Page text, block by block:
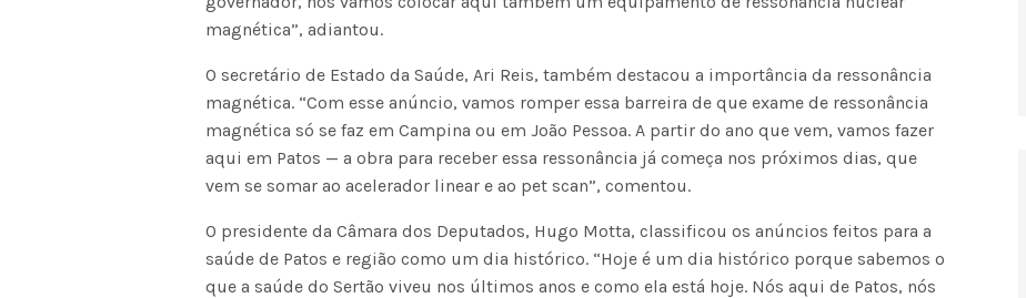
magnética”, adiantou.
O secretário de Estado da Saúde, Ari Reis, também destacou a importância da ressonância
magnética. “Com esse anúncio, vamos romper essa barreira de que exame de ressonância
magnética só se faz em Campina ou em João Pessoa. A partir do ano que vem, vamos fazer
aqui em Patos — a obra para receber essa ressonância já começa nos próximos dias, que
vem se somar ao acelerador linear e ao pet scan”, comentou.
O presidente da Câmara dos Deputados, Hugo Motta, classificou os anúncios feitos para a
saúde de Patos e região como um dia histórico. “Hoje é um dia histórico porque sabemos o
que a saúde do Sertão viveu nos últimos anos e como ela está hoje. Nós aqui de Patos, nós